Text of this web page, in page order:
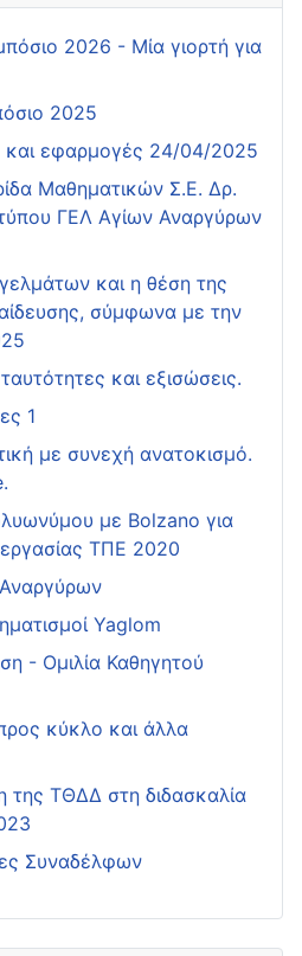
2026 - Μία γιορτή για
2025
και εφαρμογές 24/04/2025
Μαθηματικών Σ.Ε. Δρ.
ΓΕΛ Αγίων Αναργύρων
και η θέση της
σύμφωνα με την
και εξισώσεις.
1
με συνεχή ανατοκισμό.
με Bolzano για
ΤΠΕ 2020
Yaglom
- Ομιλία Καθηγητού
κύκλο και άλλα
της ΤΘΔΔ στη διδασκαλία
Συναδέλφων